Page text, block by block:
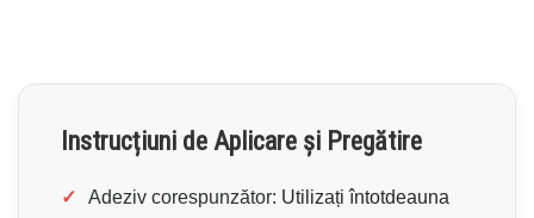
Instrucțiuni de Aplicare și Pregătire
✓ Adeziv corespunzător: Utilizați întotdeauna